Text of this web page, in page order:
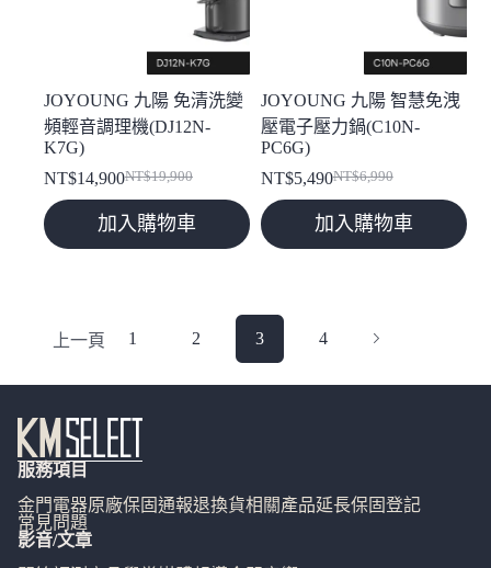
JOYOUNG 九陽 免清洗變
頻輕音調理機(DJ12N-
K7G)
NT$19,900
原
始
價
NT$14,900
目
前
價
加入購物車
JOYOUNG 九陽 智慧免洩
壓電子壓力鍋(C10N-
PC6G)
NT$6,990
原
始
價
NT$5,490
目
前
價
加入購物車
上一頁 1 2 3 4
服務項目
金門電器原廠保固通報退換貨相關產品延長保固登記
常見問題
影音/文章